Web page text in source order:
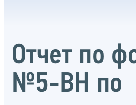
Отчет по
№5-ВН по